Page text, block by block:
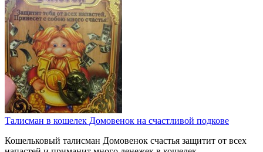
Талисман в кошелек Домовенок на счастливой подкове
Кошельковый талисман Домовенок счастья защитит от всех